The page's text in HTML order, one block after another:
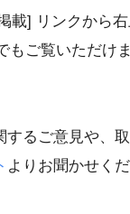
載] リンクから
ご覧いただけま
るご意見や、
よりお聞かせくだ